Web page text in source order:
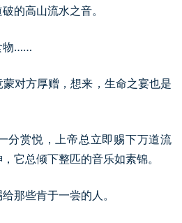
的高山流水之音。
物……
对方厚赠，想来，生命之宴也是
分赏悦，上帝总立即赐下万道流
它总倾下整匹的音乐如素锦。
那些肯于一尝的人。